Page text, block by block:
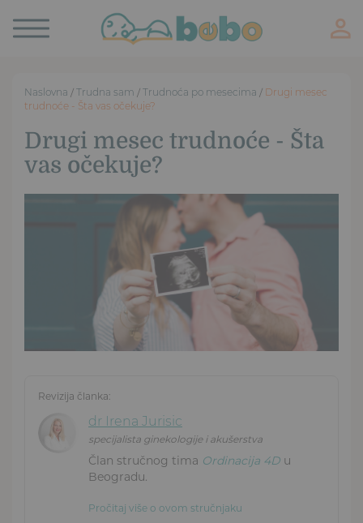
Toggle
navigation
Naslovna / Trudna sam / Trudnoća po mesecima / Drugi mesec
trudnoće - Šta vas očekuje?
Drugi mesec trudnoće - Šta
vas očekuje?
Revizija članka:
dr Irena Jurisic
specijalista ginekologije i akušerstva
Član stručnog tima Ordinacija 4D u
Beogradu.
Pročitaj više o ovom stručnjaku